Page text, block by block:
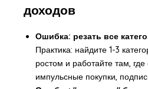
доходов
Ошибка: резать все
Практика: найдите 1-3
ростом и работайте там, где
импульсные покупки,